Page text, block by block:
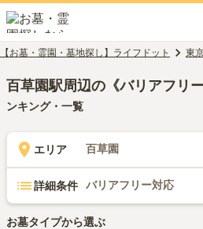
【お墓・霊園・墓地探し】ライフドット 東
百草園駅周辺の《バリアフリ
ンキング・一覧
エリア 百草園
詳細条件 バリアフリー対応
お墓タイプから選ぶ